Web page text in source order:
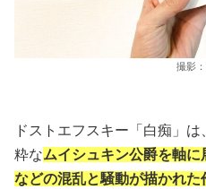
撮影
ドストエフスキー「白痴」
粋なムイシュキン公爵を軸
などの混乱と騒動が描かれた